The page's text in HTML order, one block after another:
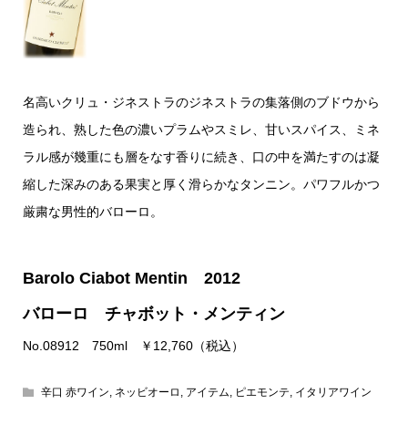
名高いクリュ・ジネストラのジネストラの集落側のブドウから
造られ、熟した色の濃いプラムやスミレ、甘いスパイス、ミネ
ラル感が幾重にも層をなす香りに続き、口の中を満たすのは凝
縮した深みのある果実と厚く滑らかなタンニン。パワフルかつ
厳粛な男性的バローロ。
Barolo Ciabot Mentin 2012
バローロ チャボット・メンティン
No.08912 750ml ￥12,760（税込）
辛口 赤ワイン ネッビオーロ アイテム ピエモンテ イタリアワイン